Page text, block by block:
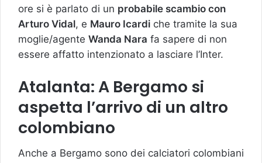
ore si è parlato di un probabile scambio con
Arturo Vidal, e Mauro Icardi che tramite la sua
moglie/agente Wanda Nara fa sapere di non
essere affatto intenzionato a lasciare l’Inter.
Atalanta: A Bergamo si
aspetta l’arrivo di un altro
colombiano
Anche a Bergamo sono dei calciatori colombiani